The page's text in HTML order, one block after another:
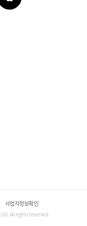
사업자정보확인
All rights reserved.